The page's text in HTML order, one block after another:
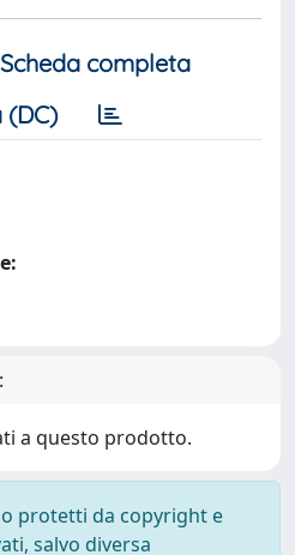
Scheda completa
(DC)
a questo prodotto.
protetti da copyright e
salvo diversa